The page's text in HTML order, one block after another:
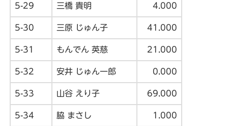
5-29 三橋 貴明 4.000
5-30 三原 じゅん子 41.000
5-31 もんでん 英慈 21.000
5-32 安井 じゅん一郎 0.000
5-33 山谷 えり子 69.000
5-34 脇 まさし 1.000